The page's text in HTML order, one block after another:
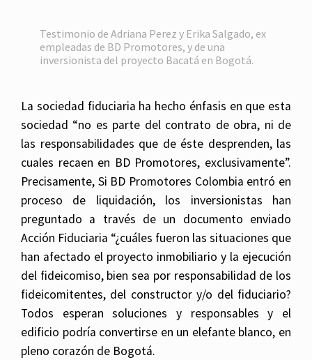
Testimonio de Adriana Perez y Erika Salgado, ex
empleadas de BD Promotores, y de una
inversionista del proyecto Bacatá en Bogotá.
La sociedad fiduciaria ha hecho énfasis en que esta
sociedad “no es parte del contrato de obra, ni de
las responsabilidades que de éste desprenden, las
cuales recaen en BD Promotores, exclusivamente”.
Precisamente, Si BD Promotores Colombia entró en
proceso de liquidación, los inversionistas han
preguntado a través de un documento enviado
Acción Fiduciaria “¿cuáles fueron las situaciones que
han afectado el proyecto inmobiliario y la ejecución
del fideicomiso, bien sea por responsabilidad de los
fideicomitentes, del constructor y/o del fiduciario?
Todos esperan soluciones y responsables y el
edificio podría convertirse en un elefante blanco, en
pleno corazón de Bogotá.